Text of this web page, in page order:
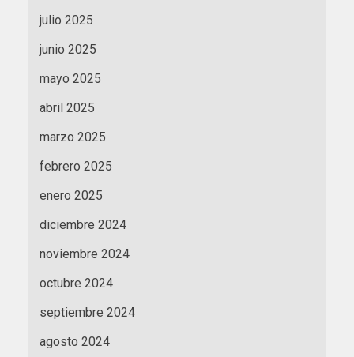
julio 2025
junio 2025
mayo 2025
abril 2025
marzo 2025
febrero 2025
enero 2025
diciembre 2024
noviembre 2024
octubre 2024
septiembre 2024
agosto 2024